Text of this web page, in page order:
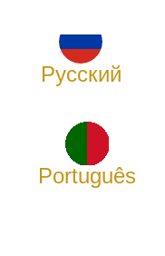
Русский
Português